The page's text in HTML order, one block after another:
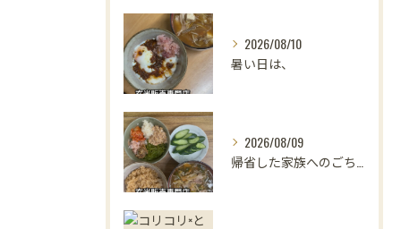
2026/08/10
暑い日は、
2026/08/09